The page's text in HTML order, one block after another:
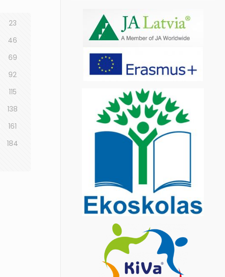
23
46
69
92
115
138
161
184